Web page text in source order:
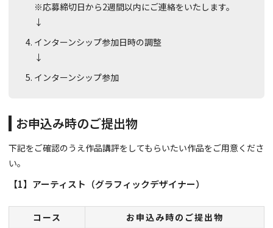
※応募締切日から2週間以内にご連絡をいたします。
↓
インターンシップ参加日時の調整
↓
インターンシップ参加
お申込み時のご提出物
下記をご確認のうえ作品講評をしてもらいたい作品をご用意くださ
い。
【1】アーティスト（グラフィックデザイナー）
コース お申込み時のご提出物